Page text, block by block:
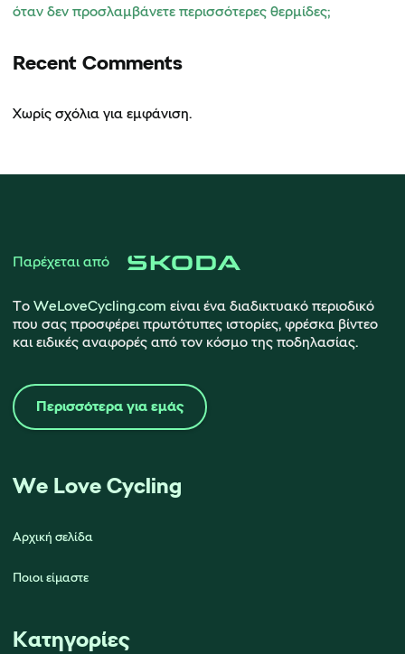
όταν δεν προσλαμβάνετε περισσότερες θερμίδες;
Recent Comments
Χωρίς σχόλια για εμφάνιση.
Παρέχεται από
Το WeLoveCycling.com είναι ένα διαδικτυακό περιοδικό
που σας προσφέρει πρωτότυπες ιστορίες, φρέσκα βίντεο
και ειδικές αναφορές από τον κόσμο της ποδηλασίας.
Περισσότερα για εμάς
We Love Cycling
Αρχική σελίδα
Ποιοι είμαστε
Κατηγορίες